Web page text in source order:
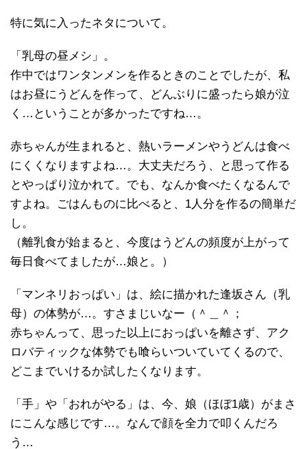
特に気に入ったネタについて。
「乳母の昼メシ」。
作中ではワンタンメンを作るときのことでしたが、私
はお昼にうどんを作って、どんぶりに盛ったら娘が泣
く…ということが多かったですね…。
赤ちゃんが生まれると、熱いラーメンやうどんは食べ
にくくなりますよね…。大丈夫だろう、と思って作る
とやっぱり泣かれて。でも、なんか食べたくなるんで
すよね。ごはんものに比べると、1人分を作るの簡単だ
し。
（離乳食が始まると、今度はうどんの頻度が上がって
毎日食べてましたが…娘と。）
「マンネリおっぱい」は、絵に描かれた逢坂さん（乳
母）の体勢が…。すさまじいなー（＾＿＾；
赤ちゃんって、思った以上におっぱいを離さず、アク
ロバティックな体勢でも喰らいついていてくるので、
どこまでいけるか試したくなります。
「手」や「おれがやる」は、今、娘（ほぼ1歳）がまさ
にこんな感じです…。なんで顔を全力で叩くんだろ
う…